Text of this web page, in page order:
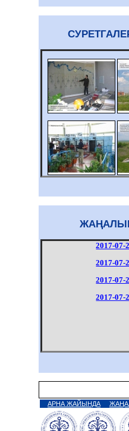
2017-07-
2017-07-
2017-07-
2017-07-
АРНА ЖАЙЫНДА